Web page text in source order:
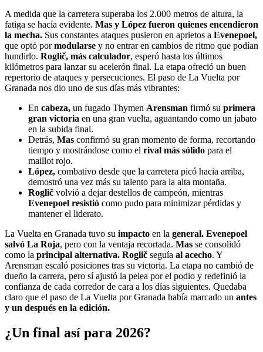
A medida que la carretera superaba los 2.000 metros de altura, la
fatiga se hacía evidente. Mas y López fueron quienes encendieron
la mecha. Sus constantes ataques pusieron en aprietos a Evenepoel,
que optó pormodularse y no entrar en cambios de ritmo que podían
hundirlo. Roglič, más calculador, esperó hasta los últimos
kilómetros para lanzar su acelerón final. La etapa ofreció un buen
repertorio de ataques y persecuciones. El paso de La Vuelta por
Granada nos dio uno de sus días más vibrantes:
En cabeza, un fugado Thymen Arensman firmó su primera
gran victoria en una gran vuelta, aguantando como un jabato
en la subida final.
Detrás, Mas confirmó su gran momento de forma, recortando
tiempo y mostrándose como el rival más sólido para el
maillot rojo.
López, combativo desde que la carretera picó hacia arriba,
demostró una vez más su talento para la alta montaña.
Roglič volvió a dejar destellos de campeón, mientras
Evenepoel resistió como pudo para minimizar pérdidas y
mantener el liderato.
La Vuelta en Granada tuvo su impacto en la general. Evenepoel
salvó La Roja, pero con la ventaja recortada. Mas se consolidó
como la principal alternativa. Roglič seguía al acecho. Y
Arensman escaló posiciones tras su victoria. La etapa no cambió de
dueño la carrera, pero sí ajustó la pelea por el podio y redefinió la
confianza de cada corredor de cara a los días siguientes. Quedaba
claro que el paso de La Vuelta por Granada había marcado un antes
y un después en la edición.
¿Un final así para 2026?